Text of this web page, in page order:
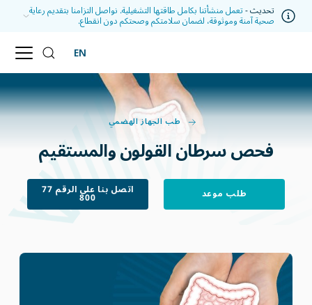
تحديث -تعمل منشأتنا بكامل طاقتها التشغيلية. نواصل التزامنا بتقديم رعاية
صحية آمنة وموثوقة، لضمان سلامتكم وصحتكم دون انقطاع.
EN
طب الجهاز الهضمي
فحص سرطان القولون والمستقيم
طلب موعد اتصل بنا على الرقم 77 800